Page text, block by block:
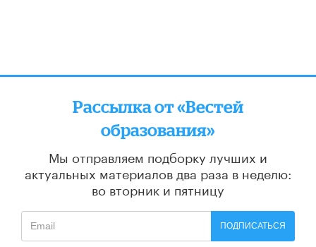
Рассылка от «Вестей
образования»
Мы отправляем подборку лучших и
актуальных материалов два раза в неделю:
во вторник и пятницу
ПОДПИСАТЬСЯ